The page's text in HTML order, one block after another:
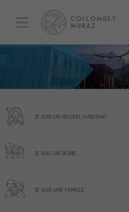
JE SUIS UN NOUVEL HABITANT
JE SUIS UN JEUNE
JE SUIS UNE FAMILLE